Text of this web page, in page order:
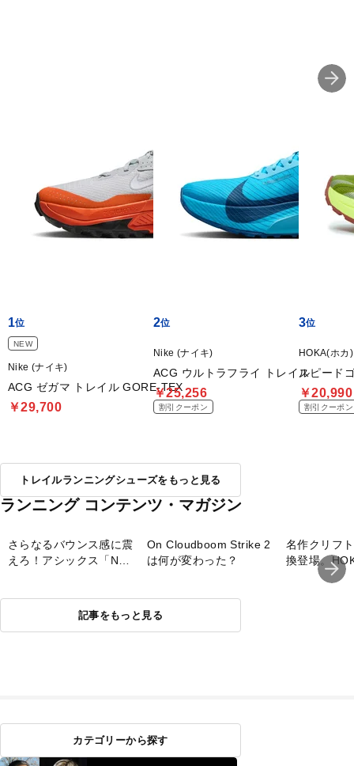
1
NEW
Nike (ナイキ)
ACG ゼガマ トレイル GORE-TEX
￥29,700
2
Nike (ナイキ)
ACG ウルトラフライ トレイル
￥25,256
割引クーポン
3
HOKA(ホカ)
スピード
￥20,990
割引クーポン
トレイルランニングシューズをもっと見る
ランニング コンテンツ・マガジン
さらなるバウンス感に震
えろ！アシックス「NOV
On Cloudboom Strike 2
は何が変わった？
名作クリフ
換登場。
N PRO（ホ
記事をもっと見る
カテゴリーから探す